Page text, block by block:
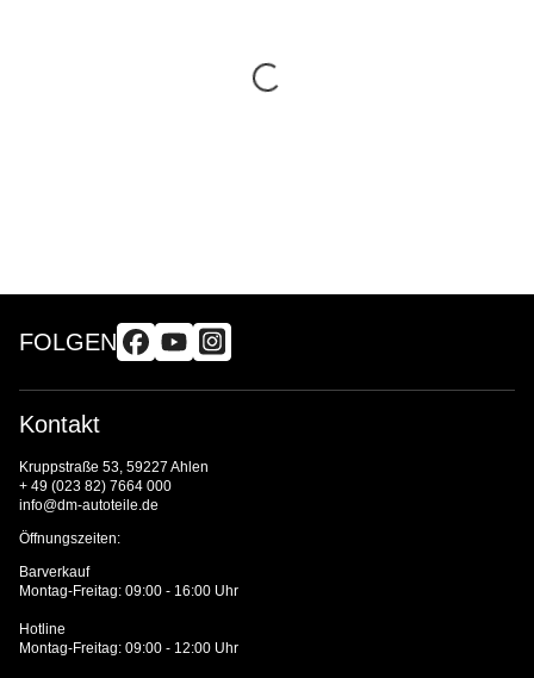
FOLGEN
Kontakt
Kruppstraße 53, 59227 Ahlen
+ 49 (023 82) 7664 000
info@dm-autoteile.de
Öffnungszeiten:
Barverkauf
Montag-Freitag: 09:00 - 16:00 Uhr
Hotline
Montag-Freitag: 09:00 - 12:00 Uhr